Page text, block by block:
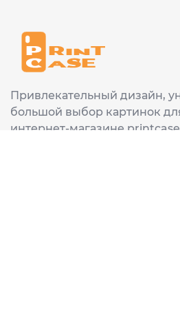
Привлекательный дизайн,
большой выбор картинок
интернет-магазине